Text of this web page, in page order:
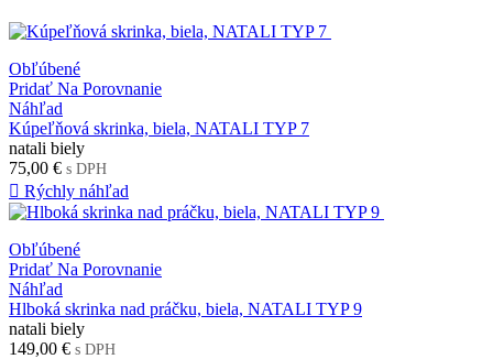
Obľúbené
Pridať Na Porovnanie
Náhľad
Kúpeľňová skrinka, biela, NATALI TYP 7
natali biely
75,00 € s DPH
 Rýchly náhľad
Obľúbené
Pridať Na Porovnanie
Náhľad
Hlboká skrinka nad práčku, biela, NATALI TYP 9
natali biely
149,00 € s DPH